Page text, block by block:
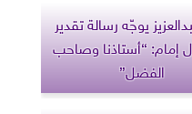
يوجّه رسالة تقدير
إمام: “أستاذنا وصاحب
الفضل”